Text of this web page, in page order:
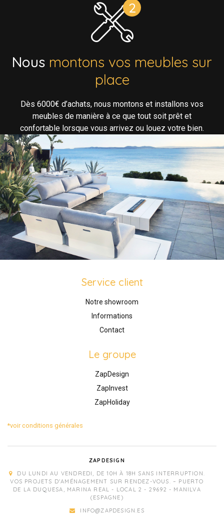
Nous montons vos meubles sur
place
Dès 6000€ d’achats, nous montons et installons vos
meubles de manière à ce que tout soit prêt et
confortable lorsque vous arrivez ou louez votre bien.
Service client
Notre showroom
Informations
Contact
Le groupe
ZapDesign
ZapInvest
ZapHoliday
*voir conditions générales
ZAPDESIGN
DU LUNDI AU VENDREDI, DE 10H À 18H SANS INTERRUPTION.
VOS PROJETS D'AMÉNAGEMENT SUR RENDEZ-VOUS. – PUERTO
DE LA DUQUESA, MARINA REAL - LOCAL 2 - 29692 - MANILVA
(ESPAGNE)
INFO@ZAPDESIGN.ES